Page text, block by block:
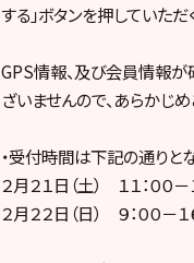
する」ボタンを押していた
GPS情報、及び会員情報
ざいませんので、あらかじめ
・受付時間は下記の通りと
２月２１日（土） １１：００－
２月２２日（日） ９：００－１